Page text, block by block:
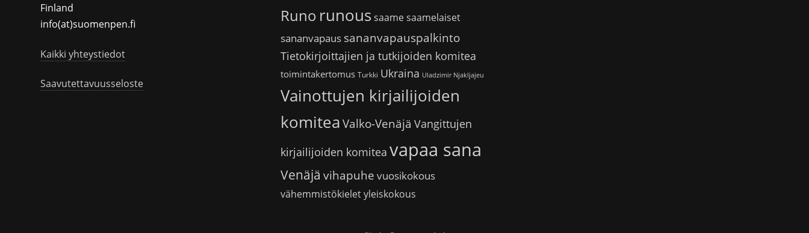
Finland
info(at)suomenpen.fi
Kaikki yhteystiedot
Saavutettavuusseloste
Runo runoussaamesaamelaiset
sananvapaus sananvapauspalkinto
Tietokirjoittajien ja tutkijoiden komitea
toimintakertomus Turkki Ukraina Uladzimir Njakljajeu
Vainottujen kirjailijoiden
komitea Valko-Venäjä Vangittujen
kirjailijoiden komitea vapaa sana
Venäjä vihapuhe vuosikokous
vähemmistökieletyleiskokous